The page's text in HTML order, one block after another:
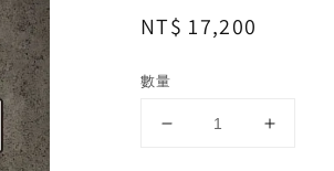
Regular
NT$ 17,200
數量